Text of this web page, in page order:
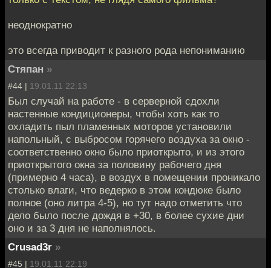
неоднократно
это всегда приводит к разного рода непониманию
Стяпан »
#44 | 19.01.11 22:13
Был случай на работе - в серверной сдохли
настенные кондиционеры, чтобы хоть как то
охладить пыл пламенных моторов установили
напольный, с выбросом горячего воздуха за окно -
соответственно окно было приоткрыто, и из этого
приоткрытого окна за половину рабочего дня
(примерно 4 часа), в воздух в помещении проникало
столько влаги, что ведерко в этом кондюке было
полное (оно литра 4-5), но тут надо отметить что
дело было после дождя в +30, в более сухие дни
оно и за 3 дня не наполнялось.
Crusad3r »
#45 | 19.01.11 22:19